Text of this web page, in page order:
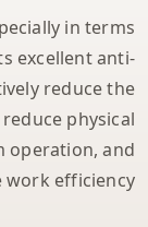
in terms
excellent anti-
reduce the
physical
operation, and
efficiency.